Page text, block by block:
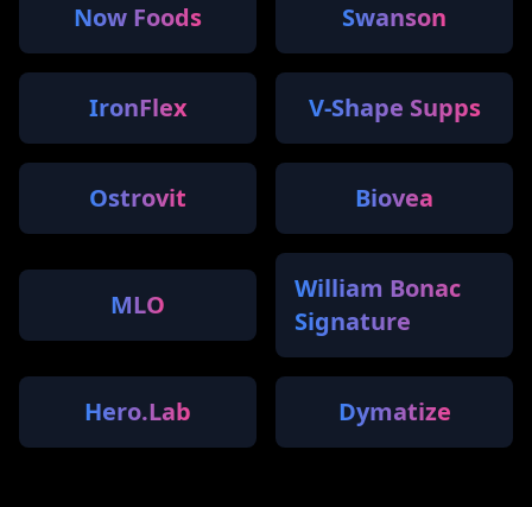
Now Foods Swanson
IronFlex V-Shape Supps
Ostrovit Biovea
MLO
William Bonac
Signature
Hero.Lab Dymatize